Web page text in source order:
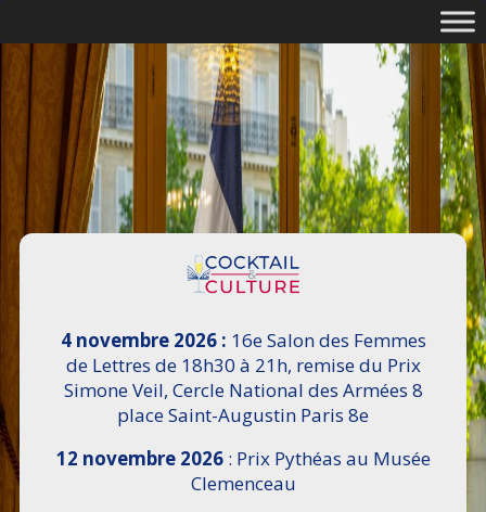
4 novembre 2026 : 16e Salon des Femmes
de Lettres de 18h30 à 21h, remise du Prix
Simone Veil, Cercle National des Armées 8
place Saint-Augustin Paris 8e
12 novembre 2026: Prix Pythéas au Musée
Clemenceau